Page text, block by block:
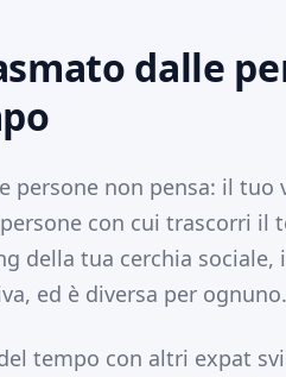
dalle
persone non pensa: il tuo
con cui trascorri il
della tua cerchia sociale,
ed è diversa per ognuno.
tempo con altri expat